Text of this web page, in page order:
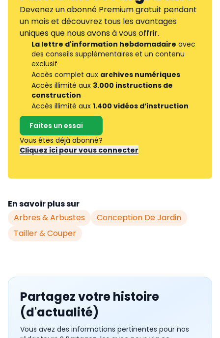
Devenez un abonné Premium gratuit pendant
un mois et découvrez tous les avantages
uniques que nous avons à vous offrir.
La lettre d'information hebdomadaire avec
des conseils supplémentaires et un contenu
exclusif
Accès complet aux archives numériques
Accès illimité aux 3.000 instructions de
construction
Accès illimité aux 1.400 vidéos d’instruction
Faites un essai
Vous êtes déjà abonné?
Cliquez ici pour vous connecter
En savoir plus sur
Arbres & Arbustes
Conception De Jardin
Tailler & Couper
Partagez votre histoire
(d'actualité)
Vous avez des informations pertinentes pour nos